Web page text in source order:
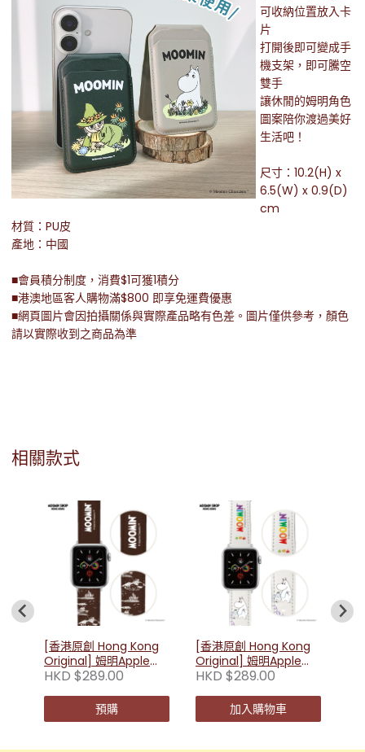
可收納位置放入卡
片
打開後即可變成手
機支架，即可騰空
雙手
讓休閒的姆明角色
圖案陪你渡過美好
生活吧！
尺寸：10.2(H) x
6.5(W) x 0.9(D)
cm
材質：PU皮
產地：中國
■會員積分制度，消費$1可獲1積分
■港澳地區客人購物滿$800 即享免運費優惠
■網頁圖片會因拍攝關係與實際產品略有色差。圖片僅供參考，顏色
請以實際收到之商品為準
相關款式
[香港原創 Hong Kong
Original] 姆明Apple
Watch替換錶帶- 棕色
HKD $289.00
預購
[香港原創 Hong Kong
Original] 姆明Apple
Watch替換錶帶-姆明彩
HKD $289.00
加入購物車